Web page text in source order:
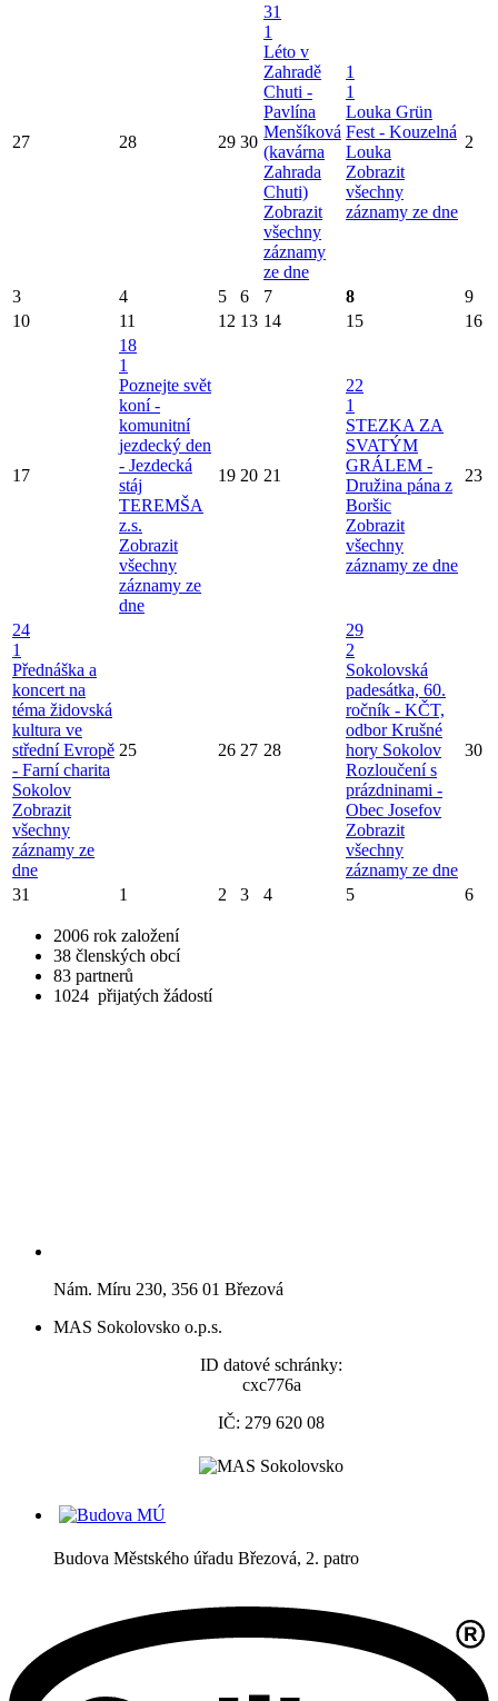
27 28 29 30
31
1
Léto v
Zahradě
Chuti -
Pavlína
Menšíková
(kavárna
Zahrada
Chuti)
Zobrazit
všechny
záznamy
ze dne
1
1
Louka Grün
Fest - Kouzelná
Louka
Zobrazit
všechny
záznamy ze dne
2
3 4 5 6 7 8
9
10
11 12 13 14 15 16
17
18
1
Poznejte svět
koní -
komunitní
jezdecký den
- Jezdecká
stáj
TEREMŠA
z.s.
Zobrazit
všechny
záznamy ze
dne
19 20 21
22
1
STEZKA ZA
SVATÝM
GRÁLEM -
Družina pána z
Boršic
Zobrazit
všechny
záznamy ze dne
23
24
1
Přednáška a
koncert na
téma židovská
kultura ve
střední Evropě
- Farní charita
Sokolov
Zobrazit
všechny
záznamy ze
dne
25 26 27 28
29
2
Sokolovská
padesátka, 60.
ročník - KČT,
odbor Krušné
hory Sokolov
Rozloučení s
prázdninami -
Obec Josefov
Zobrazit
všechny
záznamy ze dne
30
31 1 2 3 4 5 6
2006 rok založení
38 členských obcí
83 partnerů
1024 přijatých žádostí
Nám. Míru 230, 356 01 Březová
MAS Sokolovsko o.p.s.
ID datové schránky:
cxc776a
IČ: 279 620 08
Budova Městského úřadu Březová, 2. patro